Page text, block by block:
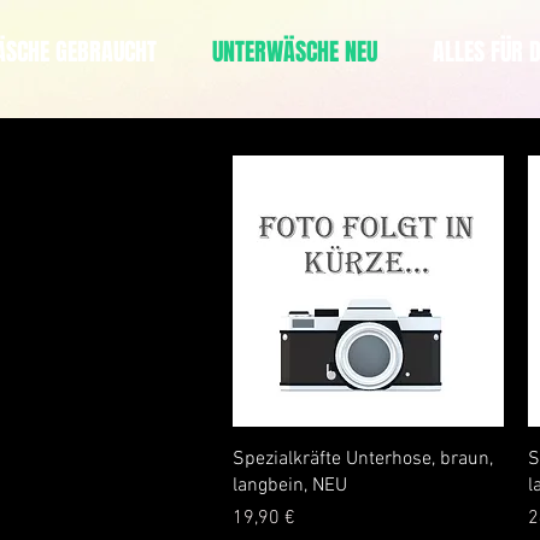
GEBRAUCHT UNTERWÄSCHE NEU
Vista rápida
Spezialkräfte Unterhose, braun,
langbein, NEU
Precio
19,90 €